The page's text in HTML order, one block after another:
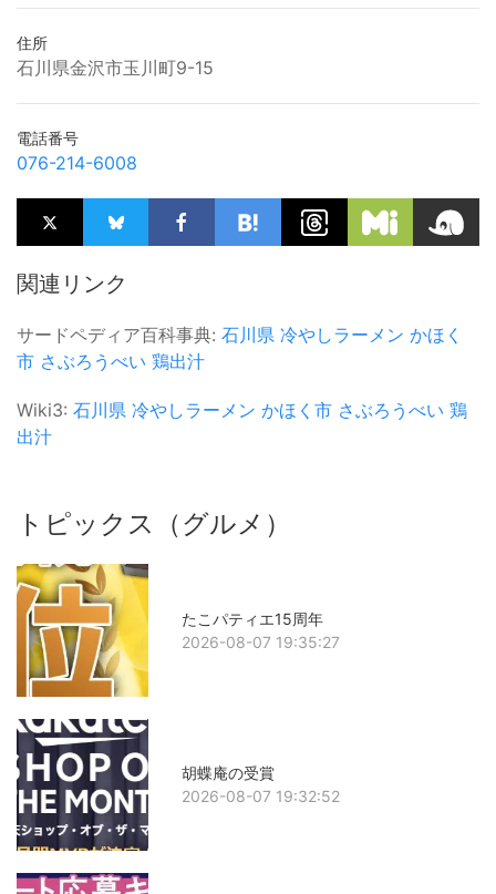
住所
石川県金沢市玉川町9-15
電話番号
076-214-6008
関連リンク
サードペディア百科事典: 石川県 冷やしラーメン かほく
市 さぶろうべい 鶏出汁
Wiki3: 石川県 冷やしラーメン かほく市 さぶろうべい 鶏
出汁
トピックス（グルメ）
たこパティエ15周年
2026-08-07 19:35:27
胡蝶庵の受賞
2026-08-07 19:32:52